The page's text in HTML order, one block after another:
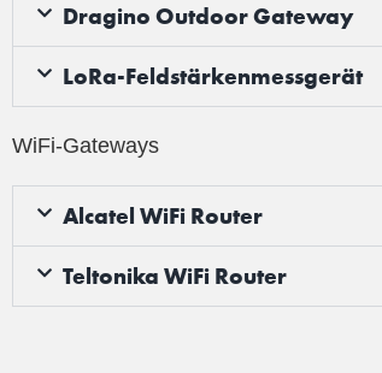
Dragino Outdoor Gateway
LoRa-Feldstärkenmessgerät
WiFi-Gateways
Alcatel WiFi Router
Teltonika WiFi Router